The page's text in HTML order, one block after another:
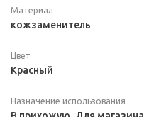
Материал
кожзаменитель
Цвет
Красный
Назначение использования